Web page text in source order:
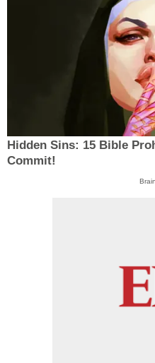
Hidden Sins: 15 Bible
Commit!